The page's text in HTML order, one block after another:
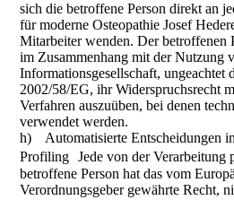
sich die betroffene Person direkt an
für moderne Osteopathie Josef
Mitarbeiter wenden. Der betroffenen
im Zusammenhang mit der Nutzung
Informationsgesellschaft, ungeachtet
2002/58/EG, ihr Widerspruchsrecht
Verfahren auszuüben, bei denen
verwendet werden.
h) Automatisierte Entscheidungen
Profiling Jede von der Verarbeitung
betroffene Person hat das vom
Verordnungsgeber gewährte Recht,